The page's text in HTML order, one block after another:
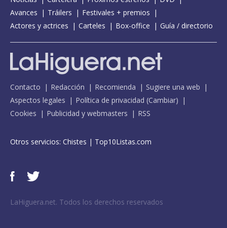
Avances
Tráilers
Festivales + premios
Actores y actrices
Carteles Box-office Guía / directorio
Contacto Redacción Recomienda
Sugiere una web
Aspectos legales
Política de privacidad (Cambiar)
Cookies
Publicidad y webmasters RSS
Otros servicios: Chistes | Top10Listas.com
LaHiguera.net. Todos los derechos reservados